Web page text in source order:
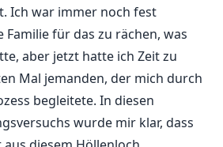
Ich war immer noch fest
Familie für das zu rächen, was
aber jetzt hatte ich Zeit zu
Mal jemanden, der mich durch
begleitete. In diesen
wurde mir klar, dass